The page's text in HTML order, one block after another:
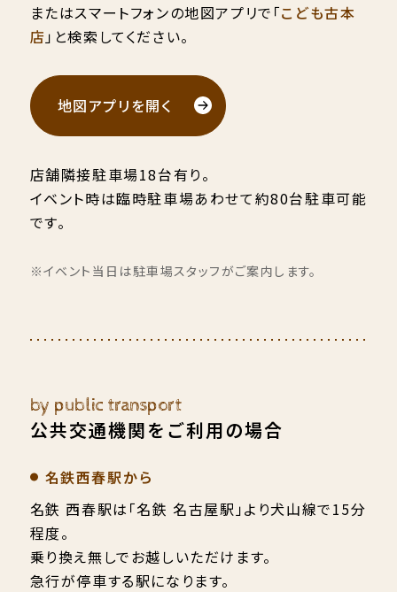
またはスマートフォンの地図アプリで「こども古本
店 」と検索してください。
地図アプリを開く
店舗隣接駐車場18台有り。
イベント時は臨時駐車場あわせて約80台駐車可能
です。
※イベント当日は駐車場スタッフがご案内します。
by public transport
公共交通機関をご利用の場合
名鉄西春駅から
名鉄 西春駅は「名鉄 名古屋駅」より犬山線で15分
程度。
乗り換え無しでお越しいただけます。
急行が停車する駅になります。